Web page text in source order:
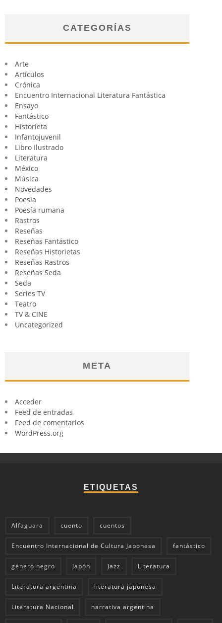
CATEGORÍAS
Arte
Artículos
Crónica
Encuentro Internacional Literatura Fantástica
Ensayo
Fantástico
Historieta
Infantojuvenil
Libro Ilustrado
Literatura
México
Música
Novedades
Poesia
Poesía rumana
Rastros
Reseñas
Reseñas Fantástico
Reseñas Historietas
Reseñas Rastros
Reseñas Seda
Seda
Series TV
Teatro
TV & CINE
Uncategorized
META
Acceder
Feed de entradas
Feed de comentarios
WordPress.org
ETIQUETAS
Alfaguara cuento cuentos
Encuentro Internacional de Cultura Japonesa fantástico
género negro Japón Jazz Literatura
Literatura argentina literatura japonesa
Literatura Nacional narrativa argentina